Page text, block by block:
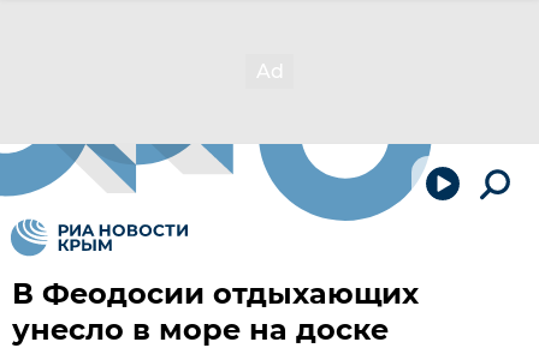
В Феодосии отдыхающих
унесло в море на доске